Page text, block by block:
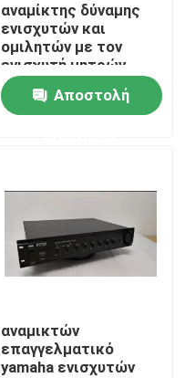
αναμίκτης δύναμης
ενισχυτών και
ομιλητών με τον
ενισχυτή μητρών
Αποστολή
αναμικτών
επαγγελματικό
yamaha ενισχυτών